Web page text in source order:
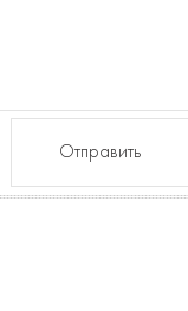
Отправить